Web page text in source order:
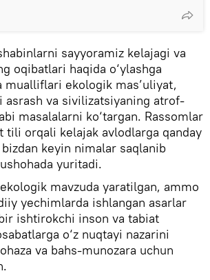
sayyoramiz kelajagi va
oqibatlari haqida o‘ylashga
mualliflari ekologik mas’uliyat,
va sivilizatsiyaning atrof-
masalalarni ko‘targan. Rassomlar
tili orqali kelajak avlodlarga qanday
keyin nimalar saqlanib
yuritadi.
mavzuda yaratilgan, ammo
yechimlarda ishlangan asarlar
ishtirokchi inson va tabiat
o‘z nuqtayi nazarini
va bahs-munozara uchun